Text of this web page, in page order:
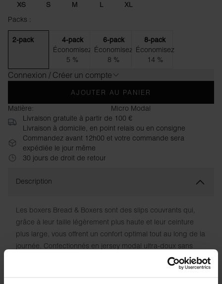
XS S M L XL
Packs :
2-pack 4-pack
Économisez
5 %
6-pack
Économisez
8 %
8-pack
Économisez
14 %
Connexion / Créer un compte
AJOUTER AU PANIER
Matière:
Micro Modal
Livraison gratuite à partir de 100 €
Livraison à domicile, en point relais ou en consigne
Commandez avant 12h00 et votre commande sera
expédiée le jour même
30 jours de droit de retour
Description
Les boxers Bread & Boxers sont des slips couvrants qui,
grâce à leur taille légèrement plus haute et leur ceinture
plus large, vous offrent un confort optimal tout au long de la
journée. Confectionnés en jersey modal ultra-doux sans
zones irritantes, ils sont également invisibles sous les
vêtements grâce à leurs coutures discrètes. Un slip